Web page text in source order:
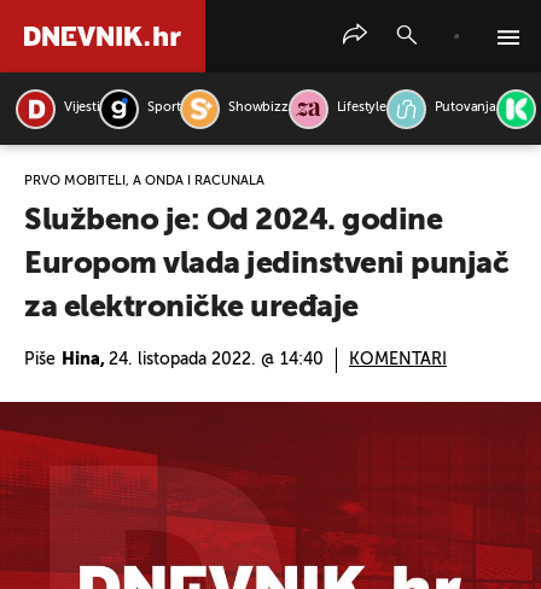
Vijesti Sport Showbizz Lifestyle Putovanja
PRVO MOBITELI, A ONDA I RAČUNALA
Službeno je: Od 2024. godine
Europom vlada jedinstveni punjač
za elektroničke uređaje
Piše Hina, 24. listopada 2022. @ 14:40 KOMENTARI
PRETRAŽITE VIJESTI